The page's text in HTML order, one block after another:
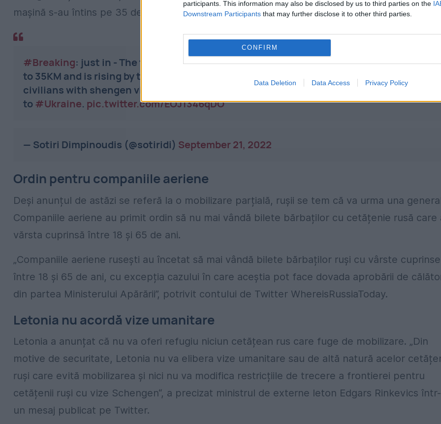
participants. This information may also be disclosed by us to third parties on the
Downstream Participants that may further disclose it to other third parties.
CONFIRM
Data Deletion Data Access Privacy Policy
mașină s-au întins pe 35 de kilometri.
#Breaking: just in - The traffic jam at the border with#Russia/#Finlandhas pilled up
to 35KM and is rising by the hour, it is the only border who is still open for Russian
civilians with shengen visas, after
announced he will send 300.000 new troops
to#Ukraine. pic.twitter.com/EOJ1346qDO
— Sotiri Dimpinoudis (@sotiridi) September 21, 2022
Ordin pentru companiile aeriene
Deși anunțul de astăzi se referă la o mobilizare parțială, rușii se tem că va urma una
Companiile aeriene au primit ordin să nu mai vândă bilete bărbaților cu cetățenie rusă care
vărsta cuprinsă între 18 și 65 de ani.
„Companiile aeriene rusești au încetat să mai vândă bilete bărbaților ruși cu vârste cuprinse
între 18 și 65 de ani, cu excepția cazului în care aceștia pot face dovada aprobării de
din partea Ministerului Apărării”, potrivit contului de Twitter WhereisRussiaToday.
Letonia nu acordă vize umanitare
Letonia a anunțat că nu va oferi refugiu niciun cetățean rus care fuge de mobilizare. „Din
motive de securitate, Letonia nu va elibera vize umanitare sau de altă natură acelor
ruși care evită mobilizarea și nici nu va modifica restricțiile de trecere a frontierei pentru
cetățenii ruși cu vize Schengen“, a precizat ministrul de externe leton Edgars Rinkevics într-
un mesaj publicat pe Twitter.